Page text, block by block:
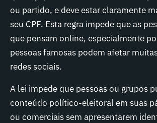
ou partido, e deve estar claramente
seu CPF. Esta regra impede que as
que pensam online, especialmente
pessoas famosas podem afetar
redes sociais.
A lei impede que pessoas ou grupos
conteúdo político-eleitoral em suas
ou comerciais sem apresentarem